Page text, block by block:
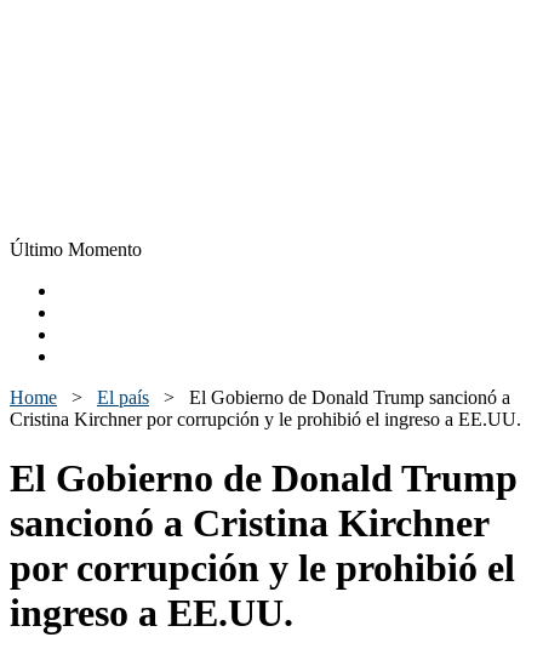
Último Momento
Home > El país > El Gobierno de Donald Trump sancionó a
Cristina Kirchner por corrupción y le prohibió el ingreso a EE.UU.
El Gobierno de Donald Trump
sancionó a Cristina Kirchner
por corrupción y le prohibió el
ingreso a EE.UU.